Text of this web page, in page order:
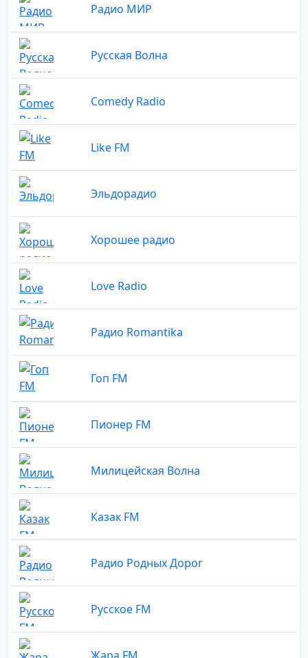
Радио МИР
Русская Волна
Comedy Radio
Like FM
Эльдорадио
Хорошее радио
Love Radio
Радио Romantika
Гоп FM
Пионер FM
Милицейская Волна
Казак FM
Радио Родных Дорог
Русское FM